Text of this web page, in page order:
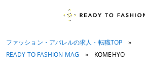
ファッション・アパレルの求人・転職TOP
»
READY TO FASHION MAG
» KOMEHYO